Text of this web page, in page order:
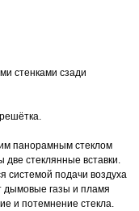
стенками сзади
панорамным стеклом
две стеклянные вставки.
системой подачи воздуха
дымовые газы и пламя
и потемнение стекла.